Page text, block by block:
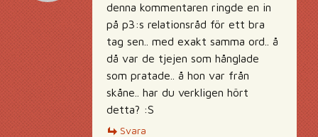
denna kommentaren ringde en in
på p3:s relationsråd för ett bra
tag sen.. med exakt samma ord.. å
då var de tjejen som hånglade
som pratade.. å hon var från
skåne.. har du verkligen hört
detta? :S
Svara